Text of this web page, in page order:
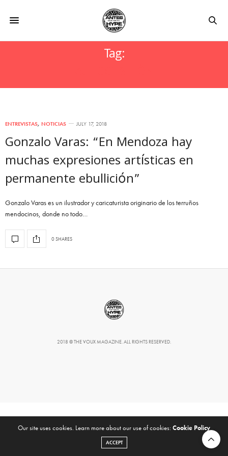
Tag:
ENTREVISTAS, NOTICIAS JULY 17, 2018
Gonzalo Varas: “En Mendoza hay
muchas expresiones artísticas en
permanente ebullición”
Gonzalo Varas es un ilustrador y caricaturista originario de los terruños
mendocinos, donde no todo…
0 SHARES
2018 © THE VOUX MAGAZINE. ALL RIGHTS RESERVED.
Our site uses cookies. Learn more about our use of cookies: Cookie Policy
ACCEPT